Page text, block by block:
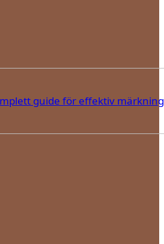
guide för effektiv